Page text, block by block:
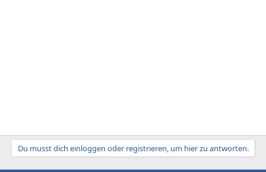
Du musst dich einloggen oder registrieren, um hier zu antworten.